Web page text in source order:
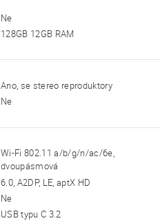
Ne
128GB 12GB RAM
Ano, se stereo reproduktory
Ne
Wi-Fi 802.11 a/b/g/n/ac/6e,
dvoupásmová
6.0, A2DP, LE, aptX HD
Ne
USB typu C 3.2